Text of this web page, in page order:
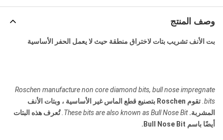
وصف المنتج
بت الأنف تشريب بتات لاختراق منطقة حيث لا يعمل الحفر الأساسية
Roschen manufacture non core diamond bits, bull nose impregnate
bits.
تقوم Roschen بتصنيع قطع الماس غير الأساسية ، وبتات الأنف
المشربة. These bits are also known as Bull Nose Bit. تُعرف هذه البتات
أيضًا باسم Bull Nose Bit.